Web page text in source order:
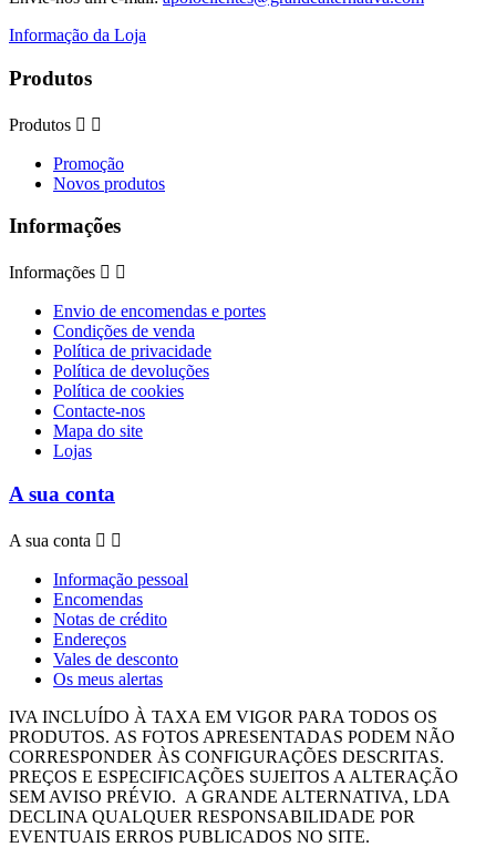
Informação da Loja
Produtos
Produtos  
Promoção
Novos produtos
Informações
Informações  
Envio de encomendas e portes
Condições de venda
Política de privacidade
Política de devoluções
Política de cookies
Contacte-nos
Mapa do site
Lojas
A sua conta
A sua conta  
Informação pessoal
Encomendas
Notas de crédito
Endereços
Vales de desconto
Os meus alertas
IVA INCLUÍDO À TAXA EM VIGOR PARA TODOS OS
PRODUTOS. AS FOTOS APRESENTADAS PODEM NÃO
CORRESPONDER ÀS CONFIGURAÇÕES DESCRITAS.
PREÇOS E ESPECIFICAÇÕES SUJEITOS A ALTERAÇÃO
SEM AVISO PRÉVIO. A GRANDE ALTERNATIVA, LDA
DECLINA QUALQUER RESPONSABILIDADE POR
EVENTUAIS ERROS PUBLICADOS NO SITE.